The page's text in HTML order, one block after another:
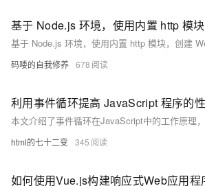
基于 Node.js 环境，使用内置 http 模块，创建
码喽的自我修养 678
利用事件循环提高 JavaScript 程序的
html的七十二变 345
如何使用Vue.js构建响应式Web应用程